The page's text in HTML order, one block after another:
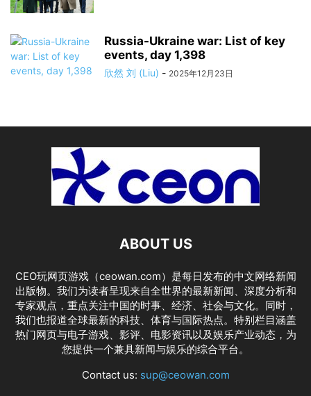
Russia-Ukraine war: List of key
events, day 1,398
欣然 刘 (Liu) - 2025年12月23日
ABOUT US
CEO玩网页游戏（ceowan.com）是每日发布的中文网络新闻
出版物。我们为读者呈现来自全世界的最新新闻、深度分析和
专家观点，重点关注中国的时事、经济、社会与文化。同时，
我们也报道全球最新的科技、体育与国际热点。特别栏目涵盖
热门网页与电子游戏、影评、电影资讯以及娱乐产业动态，为
您提供一个兼具新闻与娱乐的综合平台。
Contact us: sup@ceowan.com